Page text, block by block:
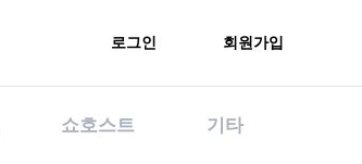
로그인 회원가입
쇼호스트 기타